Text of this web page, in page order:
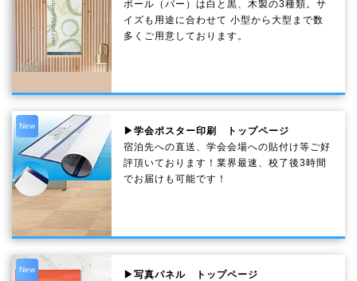
ポール（バー）は白と黒、木製の3種類。サ
イズも用途に合わせて 小型から大型まで数
多くご用意しております。
New
▶学会ポスター印刷 トップページ
宿泊先への直送、学会会場への貼付け等ご好
評頂いております！業界最速、校了後3時間
でお届けも可能です！
New
▶写真パネル トップページ